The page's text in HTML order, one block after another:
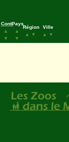
Cont.
▲
▼
Pays
▲
▼
Région
▲
▼
Ville
▲
▼